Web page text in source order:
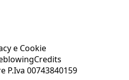
e Cookie
Credits
P.Iva 00743840159